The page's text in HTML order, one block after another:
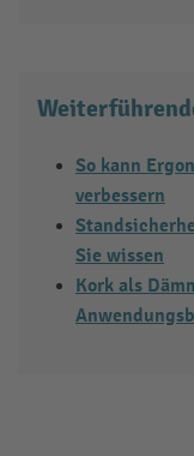
So kann
verbessern
Sie wissen
Kork als